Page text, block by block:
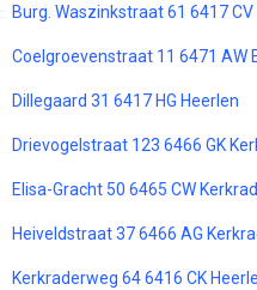
Burg. Waszinkstraat 61 6417 CV
Coelgroevenstraat 11 6471 AW
Dillegaard 31 6417 HG Heerlen
Drievogelstraat 123 6466 GK
Elisa-Gracht 50 6465 CW
Heiveldstraat 37 6466 AG
Kerkraderweg 64 6416 CK